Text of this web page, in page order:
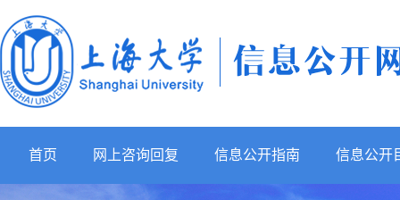
首页 网上咨询回复 信息公开指南 信息公开